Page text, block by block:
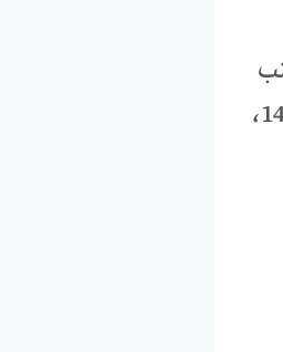
عبارة التطابق ثم أوجد ق <أ إذا علمت أن: ق <ص =81، وق <ع =145،